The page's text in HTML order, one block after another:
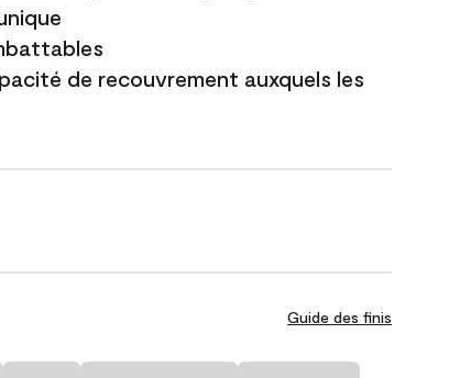
de recouvrement auxquels les
Guide des finis